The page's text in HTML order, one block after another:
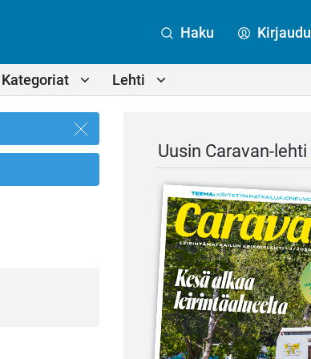
Kategoriat Lehti
Haku Kirjaudu
Sulje
ilmoitus
Uusin Caravan-lehti